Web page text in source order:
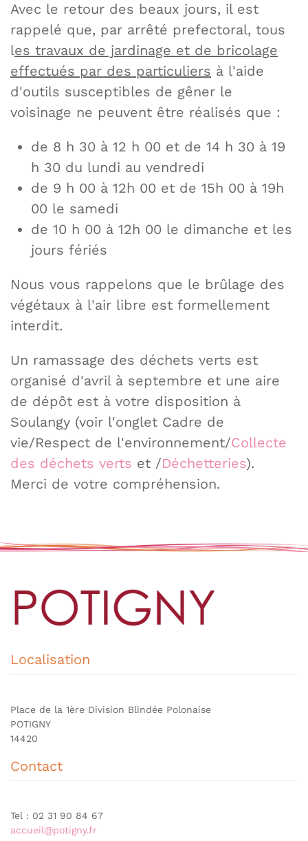
Avec le retour des beaux jours, il est
rappelé que, par arrêté prefectoral, tous
les travaux de jardinage et de bricolage
effectués par des particuliers à l'aide
d'outils susceptibles de gêner le
voisinage ne peuvent être réalisés que :
de 8 h 30 à 12 h 00 et de 14 h 30 à 19
h 30 du lundi au vendredi
de 9 h 00 à 12h 00 et de 15h 00 à 19h
00 le samedi
de 10 h 00 à 12h 00 le dimanche et les
jours fériés
Nous vous rappelons que le brûlage des
végétaux à l'air libre est formellement
interdit.
Un ramassage des déchets verts est
organisé d'avril à septembre et une aire
de dépôt est à votre disposition à
Soulangy (voir l'onglet Cadre de
vie/Respect de l'environnement/Collecte
des déchets verts et /Déchetteries).
Merci de votre compréhension.
Localisation
Place de la 1ère Division Blindée Polonaise
POTIGNY
14420
Contact
Tel : 02 31 90 84 67
accueil@potigny.fr